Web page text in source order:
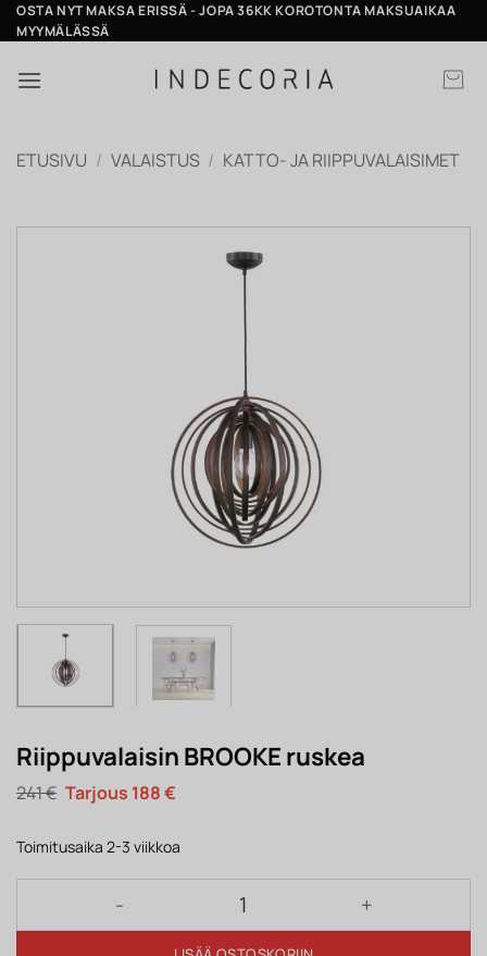
Skip
to
OSTA NYT MAKSA ERISSÄ - JOPA 36KK KOROTONTA MAKSUAIKAA
MYYMÄLÄSSÄ
ETUSIVU / VALAISTUS / KATTO- JA RIIPPUVALAISIMET
Riippuvalaisin BROOKE ruskea
241€ Alkuperäinen
hinta
241 €.
188€Nykyinen
188 €.
Toimitusaika 2-3 viikkoa
Riippuvalaisin BROOKE ruskea määrä